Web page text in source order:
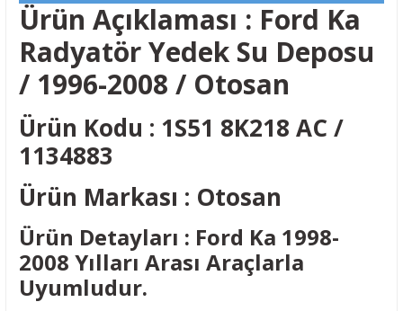
Ürün Açıklaması : Ford Ka
Radyatör Yedek Su Deposu
/ 1996-2008 / Otosan
Ürün Kodu : 1S51 8K218 AC /
1134883
Ürün Markası : Otosan
Ürün Detayları : Ford Ka 1998-
2008 Yılları Arası Araçlarla
Uyumludur.